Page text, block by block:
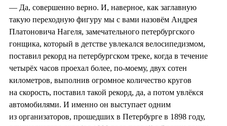
— Да, совершенно верно. И, наверное, как заглавную
такую переходную фигуру мы с вами назовём Андрея
Платоновича Нагеля, замечательного петербургского
гонщика, который в детстве увлекался велосипедизмом,
поставил рекорд на петербургском треке, когда в течение
четырёх часов проехал более, по-моему, двух сотен
километров, выполнив огромное количество кругов
на скорость, поставил такой рекорд, да, а потом увлёкся
автомобилями. И именно он выступает одним
из организаторов, прошедших в Петербурге в 1898 году,